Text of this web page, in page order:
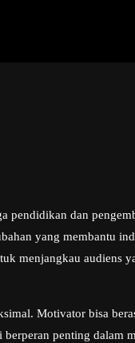
dan
yang membantu
menjangkau audiens
Motivator bisa
penting dalam